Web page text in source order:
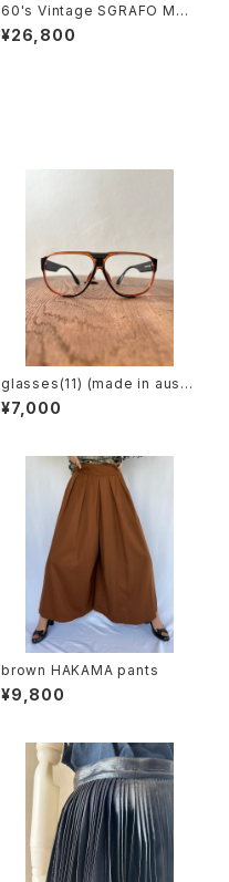
60's Vintage SGRAFO MO
DERN Flower Vase -Koralle
nvasen
¥26,800
glasses(11) (made in austri
a)
¥7,000
brown HAKAMA pants
¥9,800